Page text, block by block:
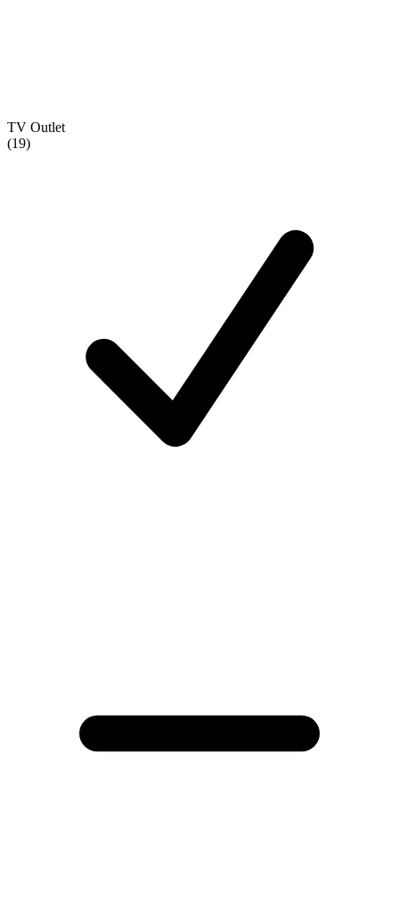
TV Outlet
(19)